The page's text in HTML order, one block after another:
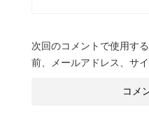
次回のコメントで使用す
前、メールアドレス、サイ